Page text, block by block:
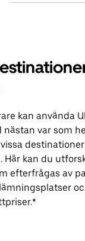
kan använda
nästan var som
Här kan du
efterfrågas av